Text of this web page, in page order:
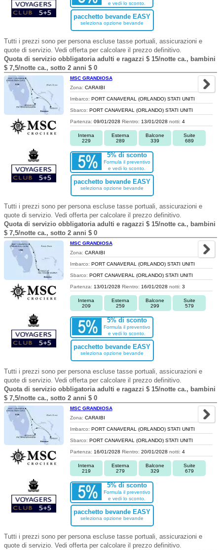
e vedi lo sconto.
pacchetto bevande EASY
seleziona opzione bevande
Tutti i prezzi sono per persona escluse tasse portuali, assicurazioni e
quote di servizio. Vedi offerta per calcolare il prezzo definitivo.
Quota di servizio obbligatoria adulti e ragazzi $ 15/notte ca., bambini
$ 7,5/notte ca., sotto 2 anni $ 0
MSC GRANDIOSA
Zona: CARAIBI
Imbarco: PORT CANAVERAL (ORLANDO) STATI UNITI
Sbarco: PORT CANAVERAL (ORLANDO) STATI UNITI
Partenza: 09/01/2028 Rientro: 13/01/2028 notti: 4
Interna
229
Esterna
289
Balcone
339
Suite
689
5% di sconto
Formula il preventivo
e vedi lo sconto.
pacchetto bevande EASY
seleziona opzione bevande
Tutti i prezzi sono per persona escluse tasse portuali, assicurazioni e
quote di servizio. Vedi offerta per calcolare il prezzo definitivo.
Quota di servizio obbligatoria adulti e ragazzi $ 15/notte ca., bambini
$ 7,5/notte ca., sotto 2 anni $ 0
MSC GRANDIOSA
Zona: CARAIBI
Imbarco: PORT CANAVERAL (ORLANDO) STATI UNITI
Sbarco: PORT CANAVERAL (ORLANDO) STATI UNITI
Partenza: 13/01/2028 Rientro: 16/01/2028 notti: 3
Interna
209
Esterna
259
Balcone
299
Suite
579
5% di sconto
Formula il preventivo
e vedi lo sconto.
pacchetto bevande EASY
seleziona opzione bevande
Tutti i prezzi sono per persona escluse tasse portuali, assicurazioni e
quote di servizio. Vedi offerta per calcolare il prezzo definitivo.
Quota di servizio obbligatoria adulti e ragazzi $ 15/notte ca., bambini
$ 7,5/notte ca., sotto 2 anni $ 0
MSC GRANDIOSA
Zona: CARAIBI
Imbarco: PORT CANAVERAL (ORLANDO) STATI UNITI
Sbarco: PORT CANAVERAL (ORLANDO) STATI UNITI
Partenza: 16/01/2028 Rientro: 20/01/2028 notti: 4
Interna
219
Esterna
279
Balcone
329
Suite
679
5% di sconto
Formula il preventivo
e vedi lo sconto.
pacchetto bevande EASY
seleziona opzione bevande
Tutti i prezzi sono per persona escluse tasse portuali, assicurazioni e
quote di servizio. Vedi offerta per calcolare il prezzo definitivo.